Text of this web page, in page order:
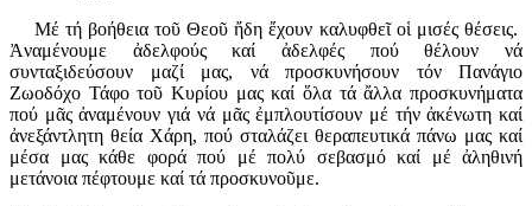
Μέ τή βοήθεια τοῦ Θεοῦ ἤδη ἔχουν καλυφθεῖ οἱ μισές θέσεις.
Ἀναμέ­νουμε ἀδελφούς καί ἀδελφές πού θέλουν νά
συνταξιδεύσουν μαζί μας, νά προσκυνήσουν τόν Πανάγιο
Ζωοδόχο Τάφο τοῦ Κυρίου μας καί ὅλα τά ἄλλα προσκυνήματα
πού μᾶς ἀναμένουν γιά νά μᾶς ἐμπλουτίσουν μέ τήν ἀκένωτη καί
ἀνεξάντλητη θεία Χάρη, πού σταλάζει θεραπευτικά πάνω μας καί
μέσα μας κάθε φορά πού μέ πολύ σεβασμό καί μέ ἀληθινή
μετάνοια πέφτουμε καί τά προσκυνοῦμε.